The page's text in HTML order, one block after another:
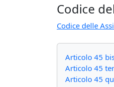
Codice
Codice delle
Articolo 45
Articolo 45
Articolo 45